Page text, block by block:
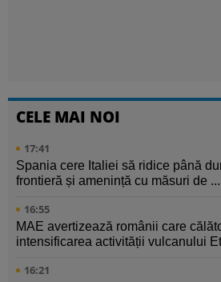
CELE MAI NOI
17:41
Spania cere Italiei să ridice până
frontieră și amenință cu măsuri de ...
16:55
MAE avertizează românii care
intensificarea activității vulcanului
16:21